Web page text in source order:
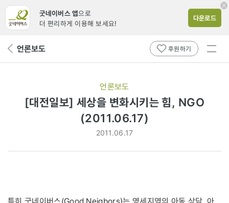
굿네이버스 앱으로
더 편리하게 이용해 보세요!
다운로드
뒤 언론보도 후원하기
전체
언론보도
[대전일보] 세상을 변화시키는 힘, NGO
(2011.06.17)
2011.06.17
특히 굿네이버스(Good Neigbors)는 영세지역의 아동 상담, 아